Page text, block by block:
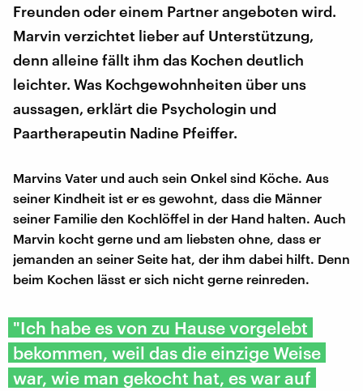
Freunden oder einem Partner angeboten wird.
Marvin verzichtet lieber auf Unterstützung,
denn alleine fällt ihm das Kochen deutlich
leichter. Was Kochgewohnheiten über uns
aussagen, erklärt die Psychologin und
Paartherapeutin Nadine Pfeiffer.
Marvins Vater und auch sein Onkel sind Köche. Aus
seiner Kindheit ist er es gewohnt, dass die Männer
seiner Familie den Kochlöffel in der Hand halten. Auch
Marvin kocht gerne und am liebsten ohne, dass er
jemanden an seiner Seite hat, der ihm dabei hilft. Denn
beim Kochen lässt er sich nicht gerne reinreden.
"Ich habe es von zu Hause vorgelebt
bekommen, weil das die einzige Weise
war, wie man gekocht hat, es war auf